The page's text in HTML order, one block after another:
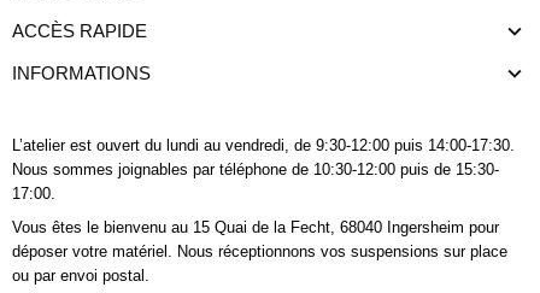
ACCÈS RAPIDE
INFORMATIONS
L’atelier est ouvert du lundi au vendredi, de 9:30-12:00 puis 14:00-17:30.
Nous sommes joignables par téléphone de 10:30-12:00 puis de 15:30-
17:00.
Vous êtes le bienvenu au 15 Quai de la Fecht, 68040 Ingersheim pour
déposer votre matériel. Nous réceptionnons vos suspensions sur place
ou par envoi postal.